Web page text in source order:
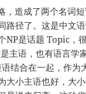
，造成了两个名词
路径了。这是中文
NP是话题 Topic，
主语，也有语言学
结合在一起，作为
大小主语也好，大